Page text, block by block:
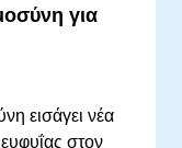
για
εισάγει νέα
στον